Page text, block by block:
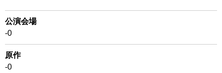
公演会場
-0
原作
-0